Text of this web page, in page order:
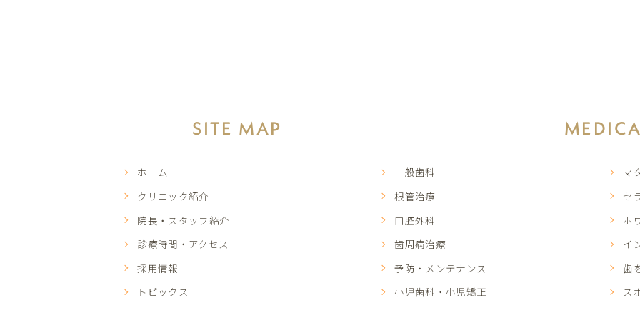
SITE MAP
ホーム
クリニック紹介
院長・スタッフ紹介
診療時間・アクセス
採用情報
トピックス
一般歯科
根管治療
口腔外科
歯周病治療
予防・メンテナンス
小児歯科・小児矯正
マ
セ
ホ
イ
歯
ス